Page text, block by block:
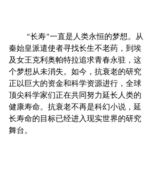
秦始皇派遣使者寻找长生不老药，到埃
及女王克利奥帕特拉追求青春永驻，这
个梦想从未消失。如今，抗衰老的研究
正以巨大的资金和科学资源进行，全球
顶尖科学家们正在共同努力延长人类的
健康寿命。抗衰老不再是科幻小说，延
长寿命的目标已经进入现实世界的研究
舞台。